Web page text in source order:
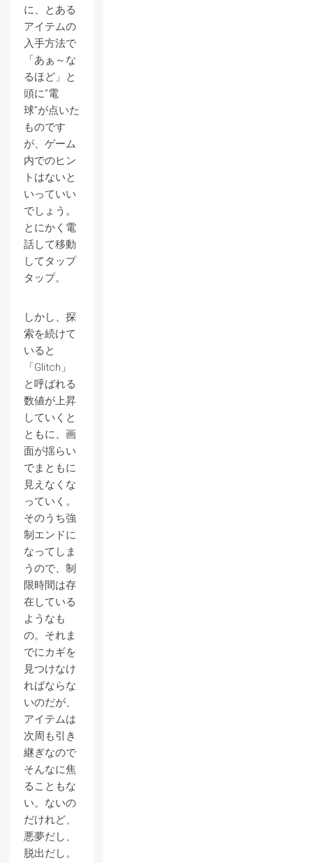
に、とある
アイテムの
入手方法で
「あぁ～な
るほど」と
頭に”電
球”が点いた
ものです
が、ゲーム
内でのヒン
トはないと
いっていい
でしょう。
とにかく電
話して移動
してタップ
タップ。
しかし、探
索を続けて
いると
「Glitch」
と呼ばれる
数値が上昇
していくと
ともに、画
面が揺らい
でまともに
見えなくな
っていく。
そのうち強
制エンドに
なってしま
うので、制
限時間は存
在している
ようなも
の。それま
でにカギを
見つけなけ
ればならな
いのだが、
アイテムは
次周も引き
継ぎなので
そんなに焦
ることもな
い。ないの
だけれど、
悪夢だし、
脱出だし。